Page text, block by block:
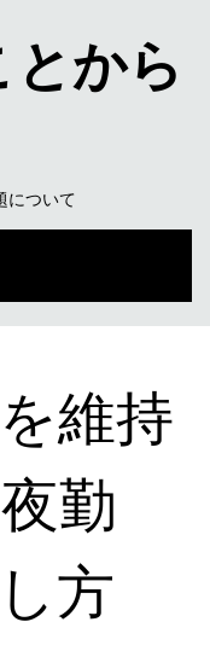
とから
について
維持
勤
方